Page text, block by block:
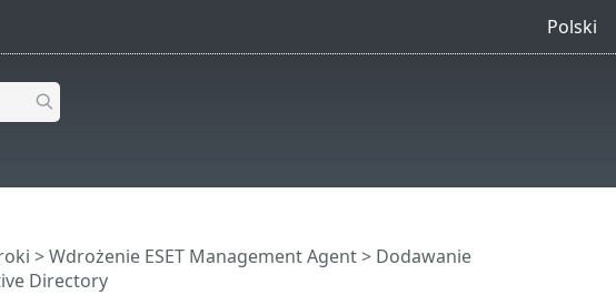
Polski
>Wdrożenie ESET Management Agent> Dodawanie
Directory